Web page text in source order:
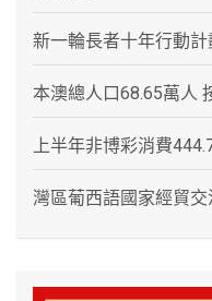
新一輪長者十年行動
本澳總人口68.65萬人
上半年非博彩消費
灣區葡西語國家經貿